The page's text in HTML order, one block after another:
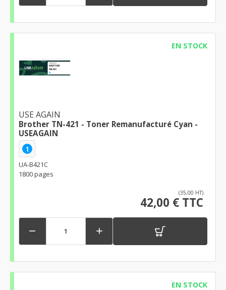
EN STOCK
USE AGAIN
Brother TN-421 - Toner Remanufacturé Cyan -
USEAGAIN
1
UA-B421C
1800 pages
(35,00 HT)
42,00 € TTC
 
EN STOCK